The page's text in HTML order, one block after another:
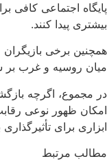
پایگاه اجتماعی کافی
بیشتری پیدا کنند.
همچنین برخی بازیگران
میان روسیه و غرب بر
در مجموع، اگرچه
امکان ظهور نوعی
ابزاری برای
مطالب مرتبط